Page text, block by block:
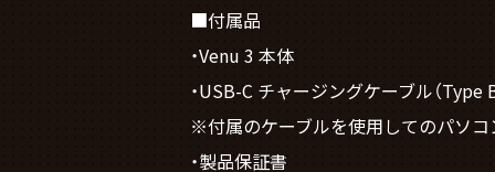
■付属品
・Venu 3 本体
・USB-C チャージングケーブル（Type
※付属のケーブルを使用してのパソ
・製品保証書